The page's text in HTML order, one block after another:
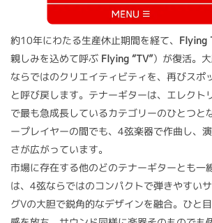
約10年にわたる生産休止期間を経て、 Flying
親しみを込めて呼ぶ Flying “TV”）が復活。
ならではのクリエイティビティを、再びスポ
と呼び戻します。テナーギターは、エレクト
で最も急成長しているカテゴリーのひとつと
ープレイヤーの間でも、4弦楽器で作曲し、
さが広がっています。
市場に存在する他のどのテナーギターとも一
は、4弦ならではのコンパクトで弾きやすい
グVの大胆で鋭角的なデザインを融合。ひと